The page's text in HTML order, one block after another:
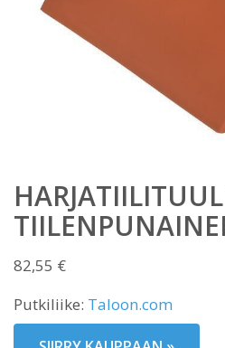
82,55 €
Putkiliike: Taloon.com